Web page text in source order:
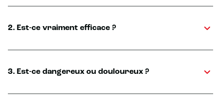
2. Est-ce vraiment efficace ?
3. Est-ce dangereux ou douloureux ?